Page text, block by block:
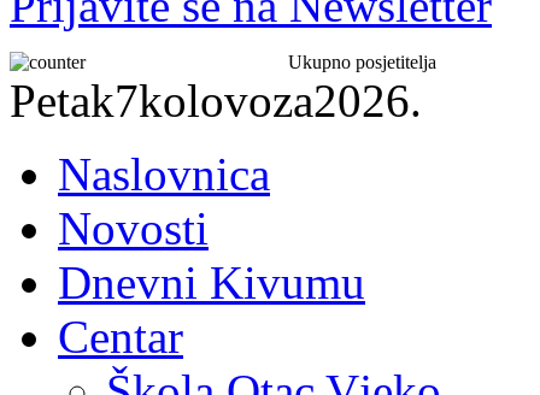
Ukupno posjetitelja
Petak7kolovoza2026.
Naslovnica
Novosti
Dnevni Kivumu
Centar